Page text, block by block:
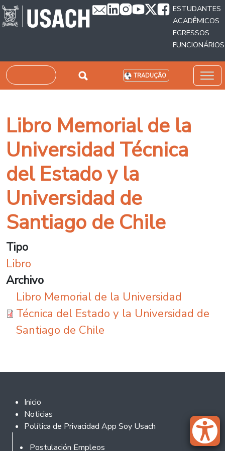
Passar para o conteúdo principal
ESTUDANTES
ACADÊMICOS
EGRESSOS
FUNCIONÁRIOS
Pesquisar TRADUÇÃO
Libro Memorial de la
Universidad Técnica
del Estado y la
Universidad de
Santiago de Chile
Tipo
Libro
Archivo
Libro Memorial de la Universidad
Técnica del Estado y la Universidad de
Santiago de Chile
Footer 2
Inicio
Noticias
Política de Privacidad App Soy Usach
Rodapé
Postulación Empleos